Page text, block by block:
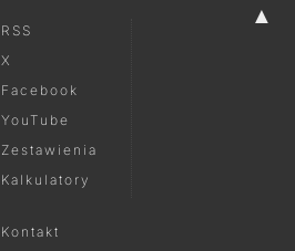
▲
RSS
X
Facebook
YouTube
Zestawienia
Kalkulatory
Kontakt